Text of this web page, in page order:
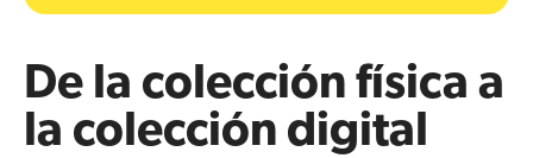
De la colección física a
la colección digital